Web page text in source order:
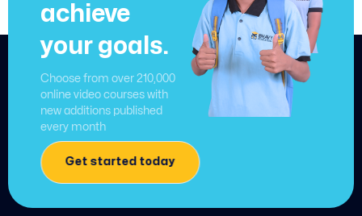
achieve
your goals.
Choose from over 210,000
online video courses with
new additions published
every month
Get started today